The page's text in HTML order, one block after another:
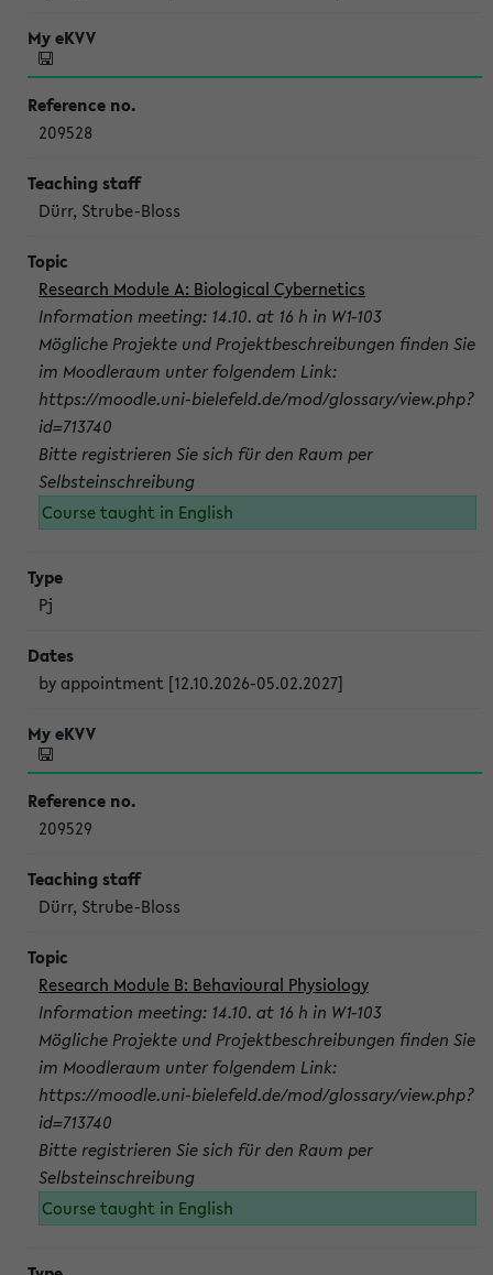
209528
Dürr, Strube-Bloss
Research Module A: Biological Cybernetics
Information meeting: 14.10. at 16 h in W1-103
Mögliche Projekte und Projektbeschreibungen finden Sie
im Moodleraum unter folgendem Link:
https://moodle.uni-bielefeld.de/mod/glossary/view.php?
id=713740
Bitte registrieren Sie sich für den Raum per
Selbsteinschreibung
Course taught in English
Pj
by appointment [12.10.2026-05.02.2027]
209529
Dürr, Strube-Bloss
Research Module B: Behavioural Physiology
Information meeting: 14.10. at 16 h in W1-103
Mögliche Projekte und Projektbeschreibungen finden Sie
im Moodleraum unter folgendem Link:
https://moodle.uni-bielefeld.de/mod/glossary/view.php?
id=713740
Bitte registrieren Sie sich für den Raum per
Selbsteinschreibung
Course taught in English